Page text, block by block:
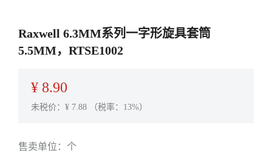
Raxwell 6.3MM系列一字形旋具套筒
5.5MM，RTSE1002
¥ 8.90
未税价：¥ 7.88 （税率：13%）
售卖单位： 个